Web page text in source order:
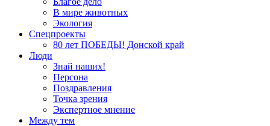
В мире животных
Экология
Спецпроекты
80 лет ПОБЕДЫ! Донской край
Люди
Знай наших!
Персона
Поздравления
Точка зрения
Экспертное мнение
Между тем